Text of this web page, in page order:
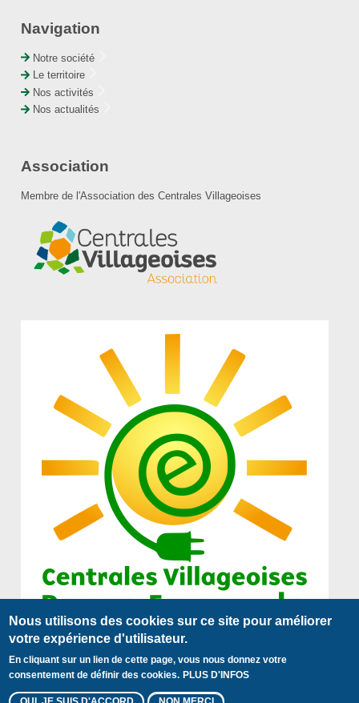
Navigation
Notre société
Le territoire
Nos activités
Nos actualités
Association
Membre de l'Association des Centrales Villageoises
Pied
Plan du site Mentions légales Contact
© 2018 Centrales Villageoises
Nous utilisons des cookies sur ce site pour améliorer
votre expérience d'utilisateur.
En cliquant sur un lien de cette page, vous nous donnez votre
consentement de définir des cookies. PLUS D'INFOS